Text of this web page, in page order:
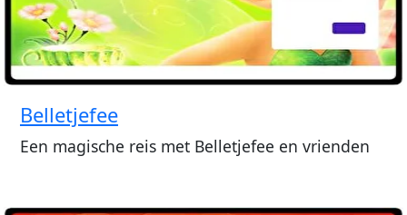
Belletjefee
Een magische reis met Belletjefee en vrienden